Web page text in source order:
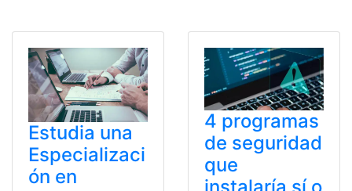
Estudia una
Especializaci
ón en
4 programas
de seguridad
que
instalaría sí o